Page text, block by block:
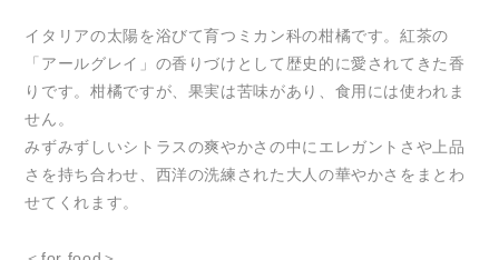
イタリアの太陽を浴びて育つミカン科の柑橘です。紅茶の
「アールグレイ」の香りづけとして歴史的に愛されてきた香
りです。柑橘ですが、果実は苦味があり、食用には使われま
せん。
みずみずしいシトラスの爽やかさの中にエレガントさや上品
さを持ち合わせ、西洋の洗練された大人の華やかさをまとわ
せてくれます。